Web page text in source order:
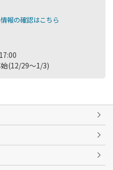
報の確認はこちら
(12/29～1/3)